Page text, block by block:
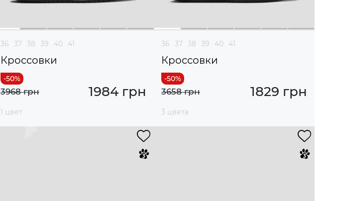
36 37 38 39 40 41
Кроссовки
1984 грн
3968 грн
1 цвет
36 37 38 39 40 41
Кроссовки
1829 грн
3658 грн
3 цвета